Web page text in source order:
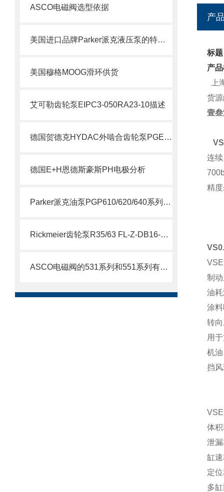
ASCO电磁阀选型依据
美国进口品牌Parker派克液压泵的特点及用途
美国穆格MOOG滑环供货
艾可勒齿轮泵EIPC3-050RA23-10描述
德国贺德克HYDAC外啮合齿轮泵PGE100系列科普
德国E+H恩德斯豪斯PH电极分析
Parker派克油泵PGP610/620/640系列简要说明
Rickmeier齿轮泵R35/63 FL-Z-DB16-W-SAE2-R为石油系统保驾护航
ASCO电磁阀的531系列和551系列有什么差别
产
标
产
上
货
壹
连
精
制
油
涂
转
用
机
挡
体
泄
缸
定
多